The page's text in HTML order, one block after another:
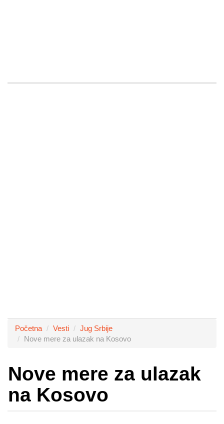
Početna Vesti
Jug Srbije
Nove mere za ulazak na Kosovo
Nove mere za ulazak
na Kosovo